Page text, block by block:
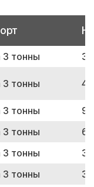
тонны
тонны
тонны
тонны
тонны
тонны